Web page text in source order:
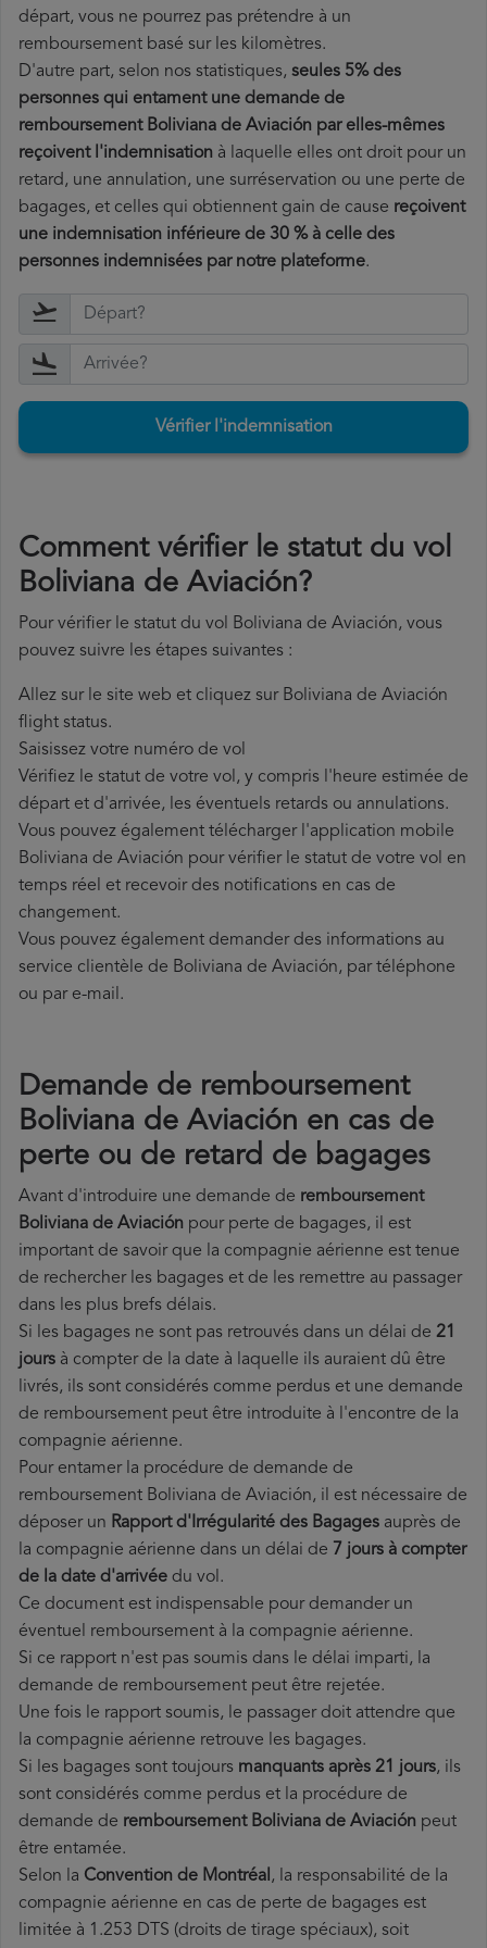
départ, vous ne pourrez pas prétendre à un
remboursement basé sur les kilomètres.
D'autre part, selon nos statistiques, seules 5% des
personnes qui entament une demande de
remboursement Boliviana de Aviación par elles-mêmes
reçoivent l'indemnisation à laquelle elles ont droit pour un
retard, une annulation, une surréservation ou une perte de
bagages, et celles qui obtiennent gain de cause reçoivent
une indemnisation inférieure de 30 % à celle des
personnes indemnisées par notre plateforme.
Vérifier l'indemnisation
Comment vérifier le statut du vol
Boliviana de Aviación?
Pour vérifier le statut du vol Boliviana de Aviación, vous
pouvez suivre les étapes suivantes :
Allez sur le site web et cliquez sur Boliviana de Aviación
flight status.
Saisissez votre numéro de vol
Vérifiez le statut de votre vol, y compris l'heure estimée de
départ et d'arrivée, les éventuels retards ou annulations.
Vous pouvez également télécharger l'application mobile
Boliviana de Aviación pour vérifier le statut de votre vol en
temps réel et recevoir des notifications en cas de
changement.
Vous pouvez également demander des informations au
service clientèle de Boliviana de Aviación, par téléphone
ou par e-mail.
Demande de remboursement
Boliviana de Aviación en cas de
perte ou de retard de bagages
Avant d'introduire une demande de remboursement
Boliviana de Aviación pour perte de bagages, il est
important de savoir que la compagnie aérienne est tenue
de rechercher les bagages et de les remettre au passager
dans les plus brefs délais.
Si les bagages ne sont pas retrouvés dans un délai de 21
jours à compter de la date à laquelle ils auraient dû être
livrés, ils sont considérés comme perdus et une demande
de remboursement peut être introduite à l'encontre de la
compagnie aérienne.
Pour entamer la procédure de demande de
remboursement Boliviana de Aviación, il est nécessaire de
déposer un Rapport d'Irrégularité des Bagages auprès de
la compagnie aérienne dans un délai de 7 jours à compter
de la date d'arrivée du vol.
Ce document est indispensable pour demander un
éventuel remboursement à la compagnie aérienne.
Si ce rapport n'est pas soumis dans le délai imparti, la
demande de remboursement peut être rejetée.
Une fois le rapport soumis, le passager doit attendre que
la compagnie aérienne retrouve les bagages.
Si les bagages sont toujours manquants après 21 jours, ils
sont considérés comme perdus et la procédure de
demande de remboursement Boliviana de Aviación peut
être entamée.
Selon la Convention de Montréal, la responsabilité de la
compagnie aérienne en cas de perte de bagages est
limitée à 1.253 DTS (droits de tirage spéciaux), soit